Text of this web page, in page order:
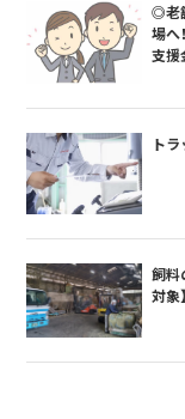
◎老
場へ
支援
ト
飼料
対象】